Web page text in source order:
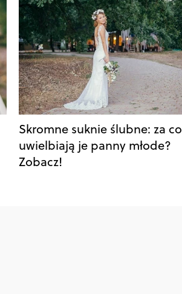
Skromne suknie ślubne: za co
uwielbiają je panny młode?
Zobacz!